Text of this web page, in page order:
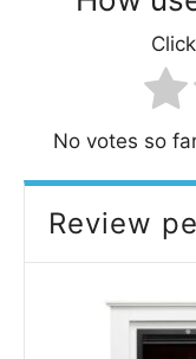
No votes so
Review